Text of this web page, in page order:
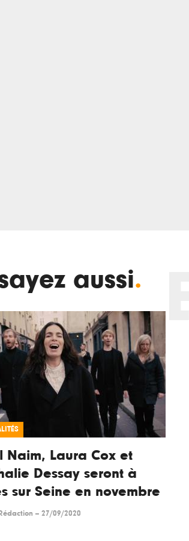
aussi.
Naim, Laura Cox et
Dessay seront à
sur Seine en novembre
-- 27/09/2020